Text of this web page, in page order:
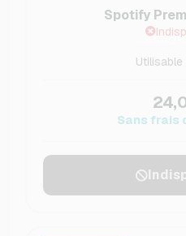
Spotify
Utilisable
Sans frais